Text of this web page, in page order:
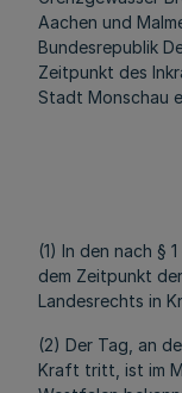
Aachen und
Bundesrepublik
Zeitpunkt des
Stadt Monschau
(1) In den nach §
dem Zeitpunkt
Landesrechts in
(2) Der Tag, an
Kraft tritt, ist im